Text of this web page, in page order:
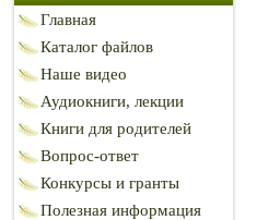
Главная
Каталог файлов
Наше видео
Аудиокниги, лекции
Книги для родителей
Вопрос-ответ
Конкурсы и гранты
Полезная информация